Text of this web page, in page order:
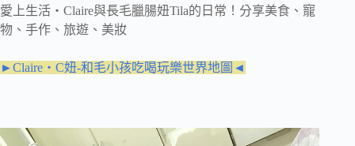
愛上生活‧Claire與長毛臘腸妞Tila的日常！分享美食、寵
物、手作、旅遊、美妝
►Claire‧C妞-和毛小孩吃喝玩樂世界地圖◄